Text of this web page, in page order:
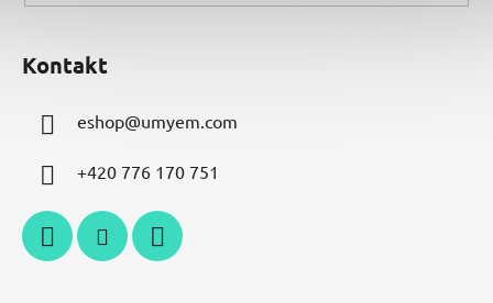
Kontakt
eshop@umyem.com
+420 776 170 751